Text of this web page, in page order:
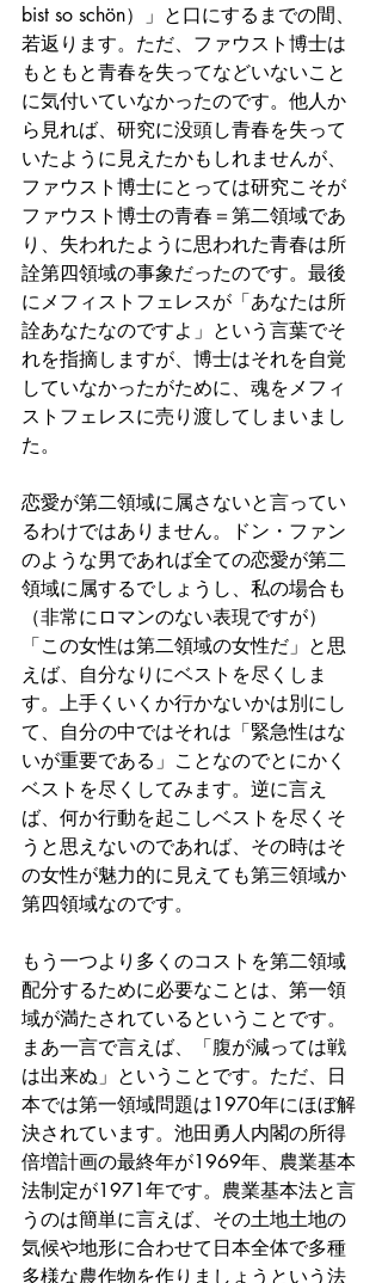
bist so schön）」と口にするまでの間、
若返ります。ただ、ファウスト博士は
もともと青春を失ってなどいないこと
に気付いていなかったのです。他人か
ら見れば、研究に没頭し青春を失って
いたように見えたかもしれませんが、
ファウスト博士にとっては研究こそが
ファウスト博士の青春＝第二領域であ
り、失われたように思われた青春は所
詮第四領域の事象だったのです。最後
にメフィストフェレスが「あなたは所
詮あなたなのですよ」という言葉でそ
れを指摘しますが、博士はそれを自覚
していなかったがために、魂をメフィ
ストフェレスに売り渡してしまいまし
た。
恋愛が第二領域に属さないと言ってい
るわけではありません。ドン・ファン
のような男であれば全ての恋愛が第二
領域に属するでしょうし、私の場合も
（非常にロマンのない表現ですが）
「この女性は第二領域の女性だ」と思
えば、自分なりにベストを尽くしま
す。上手くいくか行かないかは別にし
て、自分の中ではそれは「緊急性はな
いが重要である」ことなのでとにかく
ベストを尽くしてみます。逆に言え
ば、何か行動を起こしベストを尽くそ
うと思えないのであれば、その時はそ
の女性が魅力的に見えても第三領域か
第四領域なのです。
もう一つより多くのコストを第二領域
配分するために必要なことは、第一領
域が満たされているということです。
まあ一言で言えば、「腹が減っては戦
は出来ぬ」ということです。ただ、日
本では第一領域問題は1970年にほぼ解
決されています。池田勇人内閣の所得
倍増計画の最終年が1969年、農業基本
法制定が1971年です。農業基本法と言
うのは簡単に言えば、その土地土地の
気候や地形に合わせて日本全体で多種
多様な農作物を作りましょうという法